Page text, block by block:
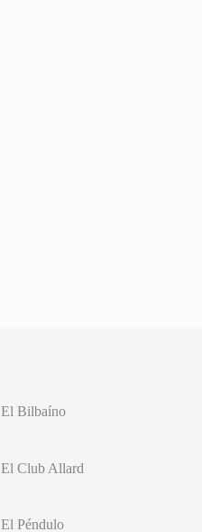
El Bilbaíno
El Club Allard
El Péndulo